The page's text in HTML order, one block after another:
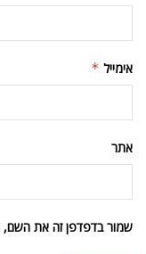
אימייל *
אתר
שמור בדפדפן זה את השם,